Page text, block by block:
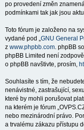
po provedení změn
podmínkami tak jak jsou
Toto fórum je založeno na
vydané pod „GNU General
z www.phpbb.com. phpBB
phpBB Limited není
o phpBB navštivte, prosím,
Souhlasíte s tím, že
nenávistné, zastrašující,
které by mohli porušovat
na kterém je fórum
nebo mezinárodní právo.
a trvalému zákazu přístupu